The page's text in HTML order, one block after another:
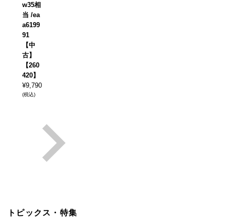
w35相
当 /ea
a6199
91
【中
古】
【260
420】
¥9,790
(税込)
トピックス・特集